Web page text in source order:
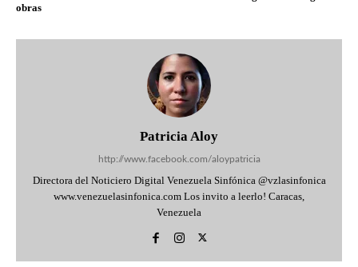
obras
Patricia Aloy
http://www.facebook.com/aloypatricia
Directora del Noticiero Digital Venezuela Sinfónica @vzlasinfonica
www.venezuelasinfonica.com Los invito a leerlo! Caracas,
Venezuela